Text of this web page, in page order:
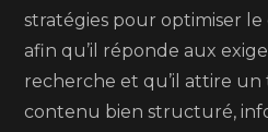
stratégies pour optimiser
afin qu’il réponde aux
recherche et qu’il attire un
contenu bien structuré,